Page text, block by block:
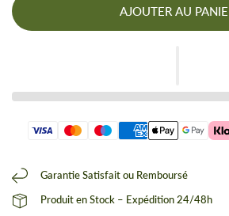
AJOUTER AU
Garantie Satisfait ou Remboursé
Produit en Stock – Expédition 24/48h